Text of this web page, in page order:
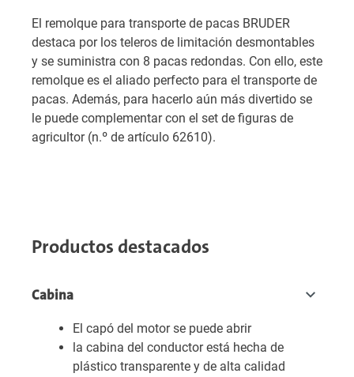
El remolque para transporte de pacas BRUDER
destaca por los teleros de limitación desmontables
y se suministra con 8 pacas redondas. Con ello, este
remolque es el aliado perfecto para el transporte de
pacas. Además, para hacerlo aún más divertido se
le puede complementar con el set de figuras de
agricultor (n.º de artículo 62610).
Productos destacados
Cabina
El capó del motor se puede abrir
la cabina del conductor está hecha de
plástico transparente y de alta calidad